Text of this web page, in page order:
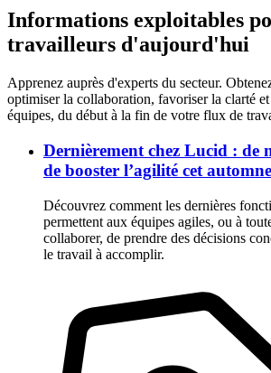
Informations exploitables
travailleurs d'aujourd'hui
Apprenez auprès d'experts du secteur.
optimiser la collaboration, favoriser la clarté
équipes, du début à la fin de votre flux de
Dernièrement chez Lucid : de
de booster l’agilité cet
Découvrez comment les dernières
permettent aux équipes agiles, ou à
collaborer, de prendre des décisions
le travail à accomplir.